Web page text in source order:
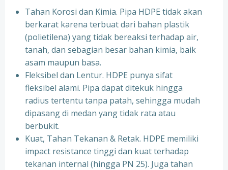
Tahan Korosi dan Kimia. Pipa HDPE tidak akan
berkarat karena terbuat dari bahan plastik
(polietilena) yang tidak bereaksi terhadap air,
tanah, dan sebagian besar bahan kimia, baik
asam maupun basa.
Fleksibel dan Lentur. HDPE punya sifat
fleksibel alami. Pipa dapat ditekuk hingga
radius tertentu tanpa patah, sehingga mudah
dipasang di medan yang tidak rata atau
berbukit.
Kuat, Tahan Tekanan & Retak. HDPE memiliki
impact resistance tinggi dan kuat terhadap
tekanan internal (hingga PN 25). Juga tahan